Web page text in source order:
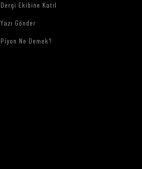
Dergi Ekibine Katıl
Yazı Gönder
Piyon Ne Demek?